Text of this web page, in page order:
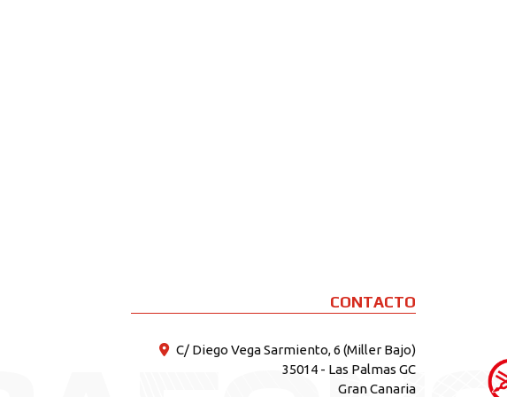
CONTACTO
C/ Diego Vega Sarmiento, 6 (Miller Bajo)
35014 - Las Palmas GC
Gran Canaria